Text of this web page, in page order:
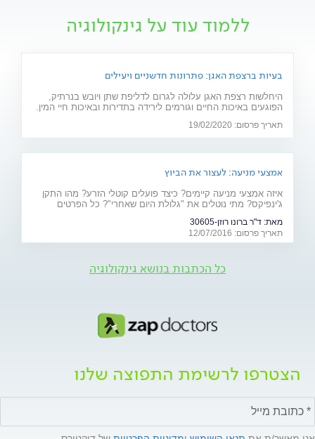
ללמוד עוד על גינקולוגיה
בעיות ברצפת האגן: פתרונות חדשניים ויעילים
היחלשות רצפת האגן עלולה לגרום לדליפת שתן ויובש בנרתיק,
הפוגעים באיכות החיים וגורמים לירידה בתדירות ובאיכות חיי המין.
אלקטרומגנטי ולייזר וגינלי
תאריך פרסום: 19/02/2020
אמצעי מניעה: לעצור את הביוץ
איזה אמצעי מניעה קיימים? כיצד פועלים קוטלי הזרע? מהו התקן
ג'ינפיקס? מתי נוטלים את "גלולת היום שאחרי"? כל הפרטים
מאת: ד"ר ברונו רוזן-30605
תאריך פרסום: 12/07/2016
כל הכתבות בנושא גינקולוגיה
הצטרפו לרשימת התפוצה שלנו